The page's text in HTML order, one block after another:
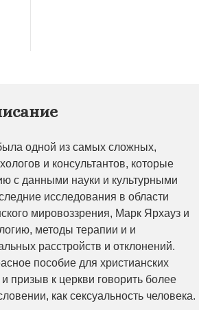
одной из самых сложных,
и консультантов, которые
с данными науки и культурными
исследования в области
мировоззрения, Марк Ярхауз и
методы терапии и и
расстройств и отклонений.
пособие для христианских
призыв к церкви говорить более
как сексуальность человека.